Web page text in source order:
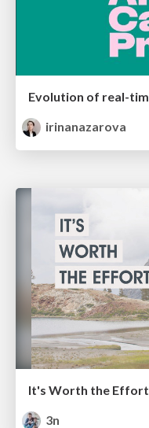
irinanazarova
It's Worth the Effort
3n